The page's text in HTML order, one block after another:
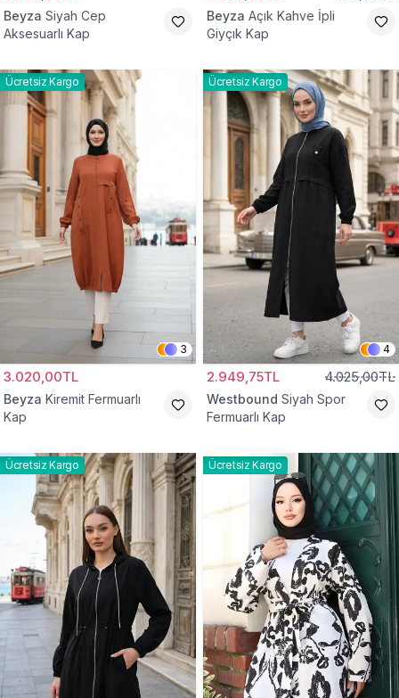
Beyza Siyah Cep
Aksesuarlı Kap
Beyza Açık Kahve İpli
Giyçık Kap
Ücretsiz Kargo
3
3.020,00TL
Beyza Kiremit Fermuarlı
Kap
Ücretsiz Kargo
4
2.949,75TL 4.025,00TL
Westbound Siyah Spor
Fermuarlı Kap
Ücretsiz Kargo Ücretsiz Kargo